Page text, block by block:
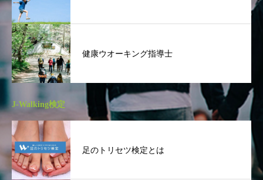
健康ウオーキング指導士
J-Walking検定
足のトリセツ検定とは